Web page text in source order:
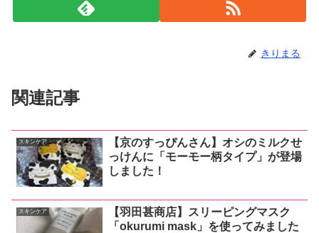
きりまる
関連記事
スキンケア
【京のすっぴんさん】オシのミルクせ
っけんに「モーモー柄タイプ」が登場
しました！
スキンケア
【羽田甚商店】スリーピングマスク
「okurumi mask」を使ってみました